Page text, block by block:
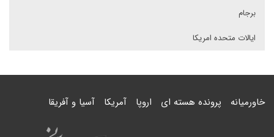
برجام
ایالات متحده امریکا
خاورمیانه پرونده هسته ای اروپا آمریکا آسیا و آفریقا